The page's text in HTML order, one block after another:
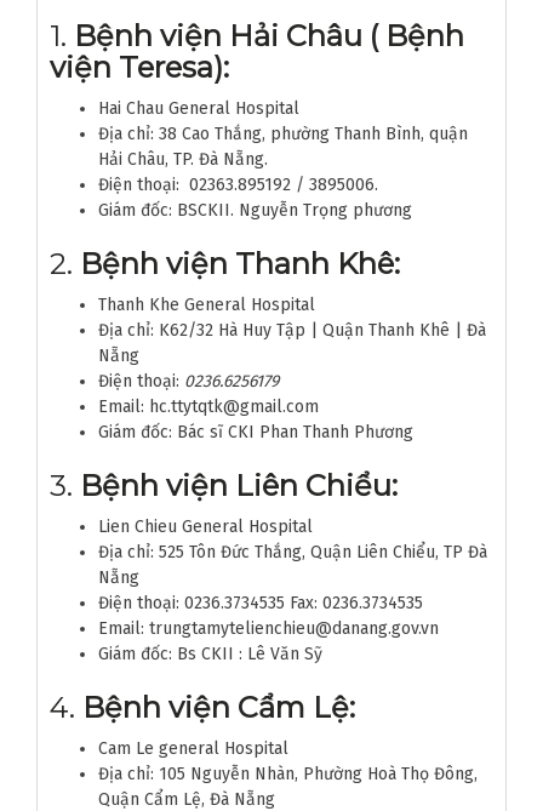
1. Bệnh viện Hải Châu ( Bệnh
viện Teresa):
Hai Chau General Hospital
Địa chỉ: 38 Cao Thắng, phường Thanh Bình, quận
Hải Châu, TP. Đà Nẵng.
Điện thoại: 02363.895192 / 3895006.
Giám đốc: BSCKII. Nguyễn Trọng phương
2. Bệnh viện Thanh Khê:
Thanh Khe General Hospital
Địa chỉ: K62/32 Hà Huy Tập | Quận Thanh Khê | Đà
Nẵng
Điện thoại: 0236.6256179
Email: hc.ttytqtk@gmail.com
Giám đốc: Bác sĩ CKI Phan Thanh Phương
3. Bệnh viện Liên Chiểu:
Lien Chieu General Hospital
Địa chỉ: 525 Tôn Đức Thắng, Quận Liên Chiểu, TP Đà
Nẵng
Điện thoại: 0236.3734535 Fax: 0236.3734535
Email: trungtamytelienchieu@danang.gov.vn
Giám đốc: Bs CKII : Lê Văn Sỹ
4. Bệnh viện Cẩm Lệ:
Cam Le general Hospital
Địa chỉ: 105 Nguyễn Nhàn, Phường Hoà Thọ Đông,
Quận Cẩm Lệ, Đà Nẵng